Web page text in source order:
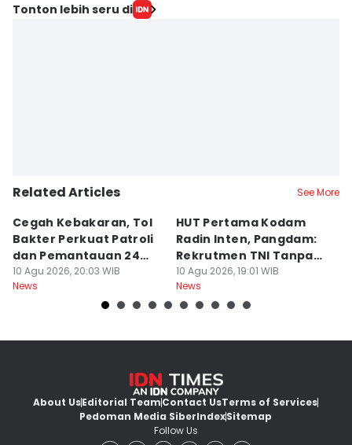
Tonton lebih seru di
Related Articles See More
Cegah Kebakaran, Tol
Bakter Perkuat Patroli
dan Pemantauan 24
Jam
10 Agu 2026, 20:03 WIB
News
HUT Pertama Kodam
Radin Inten, Pangdam:
Rekrutmen TNI Tanpa
Main Uang
10 Agu 2026, 19:01 WIB
News
About UsEditorial TeamContact UsTerms of Services
Pedoman Media SiberIndexSitemap
Follow Us